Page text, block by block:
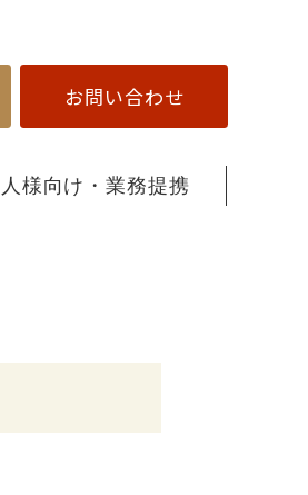
お問い合わせ
様向け・業務提携